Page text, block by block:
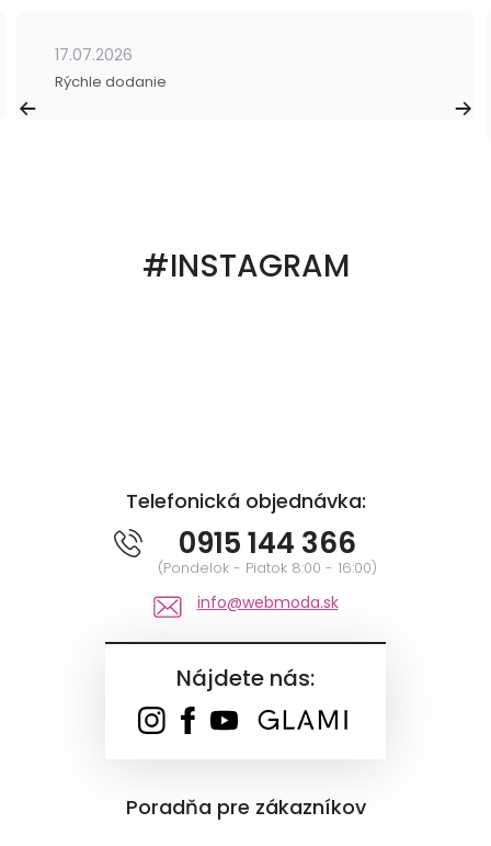
17.07.2026
Rýchle dodanie
#INSTAGRAM
Telefonická objednávka:
0915 144 366
(Pondelok - Piatok 8:00 - 16:00)
info@webmoda.sk
Nájdete nás:
Poradňa pre zákazníkov